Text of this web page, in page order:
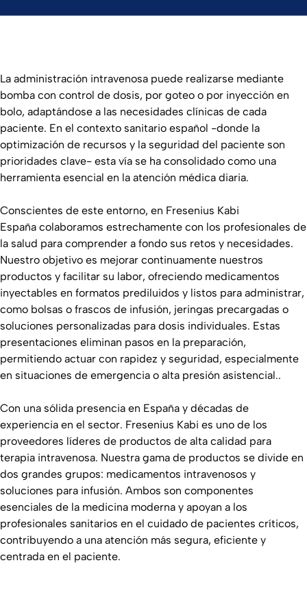
La administración intravenosa puede realizarse mediante
bomba con control de dosis, por goteo o por inyección en
bolo, adaptándose a las necesidades clínicas de cada
paciente. En el contexto sanitario español -donde la
optimización de recursos y la seguridad del paciente son
prioridades clave- esta vía se ha consolidado como una
herramienta esencial en la atención médica diaria.
Conscientes de este entorno, en Fresenius Kabi
España colaboramos estrechamente con los profesionales de
la salud para comprender a fondo sus retos y necesidades.
Nuestro objetivo es mejorar continuamente nuestros
productos y facilitar su labor, ofreciendo medicamentos
inyectables en formatos prediluidos y listos para administrar,
como bolsas o frascos de infusión, jeringas precargadas o
soluciones personalizadas para dosis individuales. Estas
presentaciones eliminan pasos en la preparación,
permitiendo actuar con rapidez y seguridad, especialmente
en situaciones de emergencia o alta presión asistencial..
Con una sólida presencia en España y décadas de
experiencia en el sector. Fresenius Kabi es uno de los
proveedores líderes de productos de alta calidad para
terapia intravenosa. Nuestra gama de productos se divide en
dos grandes grupos: medicamentos intravenosos y
soluciones para infusión. Ambos son componentes
esenciales de la medicina moderna y apoyan a los
profesionales sanitarios en el cuidado de pacientes críticos,
contribuyendo a una atención más segura, eficiente y
centrada en el paciente.